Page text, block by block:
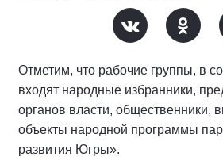
Отметим, что рабочие группы, в
входят народные избранники,
органов власти, общественники,
объекты народной программы
развития Югры».